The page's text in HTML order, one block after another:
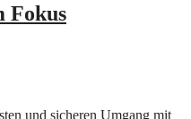
Fokus
und sicheren Umgang mit